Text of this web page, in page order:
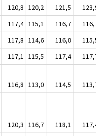
120,8 120,2 121,5
123,9
117,4 115,1 116,7
116,7
117,8 114,6 116,0
115,5
117,1 115,5 117,4
117,7
116,8 113,0 114,5
113,7
120,3 116,7 118,1
117,4